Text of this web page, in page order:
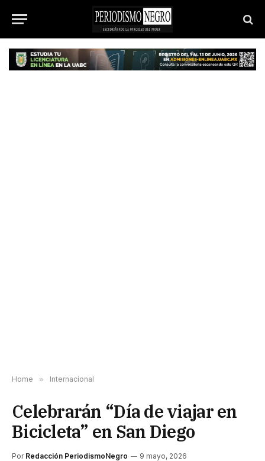
Home » Internacional
Celebrarán “Día de viajar en
Bicicleta” en San Diego
Por Redacción PeriodismoNegro 9 mayo, 2026